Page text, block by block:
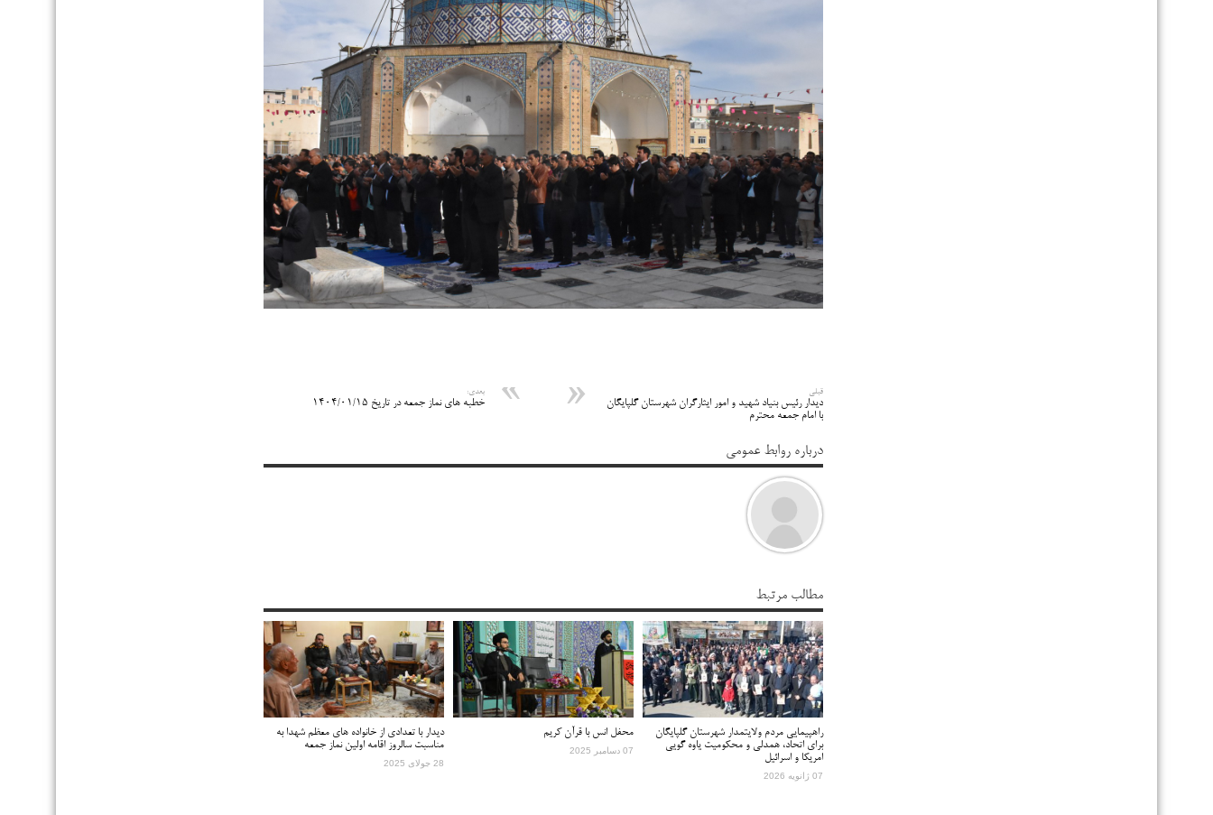
قبلی
دیدار رئیس بنیاد شهید و امور ایثارگران شهرستان گلپایگان
با امام جمعه محترم
بعدی:
خطبه های نماز جمعه در تاریخ ۱۴۰۴/۰۱/۱۵
درباره روابط عمومی
مطالب مرتبط
راهپیمایی مردم ولایتمدار شهرستان گلپایگان
برای اتحاد، همدلی و محکومیت یاوه گویی
امریکا و اسرائیل
07 ژانویه 2026
محفل انس با قرآن کریم
07 دسامبر 2025
دیدار با تعدادی از خانواده های معظم شهدا به
مناسبت سالروز اقامه اولین نماز جمعه
28 جولای 2025